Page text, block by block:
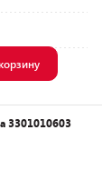
3301010603